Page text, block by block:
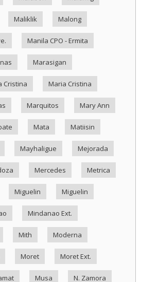
Maliklik Malong
Manila CPO - Ermita
Marasigan
Cristina Maria Cristina
Marquitos Mary Ann
Mata Matiisin
Mayhaligue Mejorada
Mercedes Metrica
Miguelin Miguelin
Mindanao Ext.
Mith Moderna
Moret Moret Ext.
Musa N. Zamora